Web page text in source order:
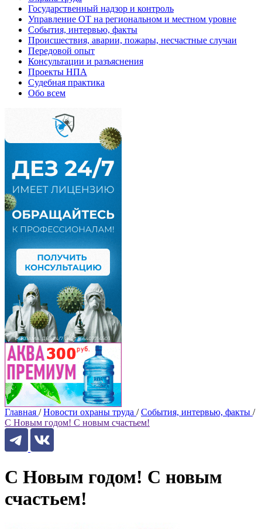
Государственный надзор и контроль
Управление ОТ на региональном и местном уровне
События, интервью, факты
Происшествия, аварии, пожары, несчастные случаи
Передовой опыт
Консультации и разъяснения
Проекты НПА
Судебная практика
Обо всем
Главная / Новости охраны труда / События, интервью, факты /
С Новым годом! С новым счастьем!
С Новым годом! С новым
счастьем!